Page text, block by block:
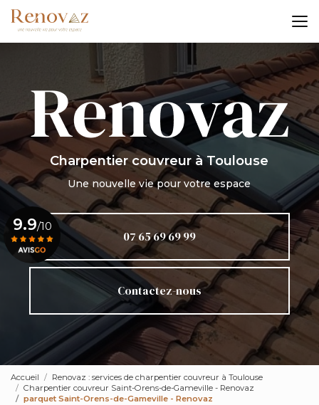
Aller
au
contenu
principal
Charpentier couvreur à Toulouse
Une nouvelle vie pour votre espace
07 65 69 69 99
Contactez-nous
9.9/10
Voir le certificat
Accueil
Renovaz : services de charpentier couvreur à Toulouse
Charpentier couvreur Saint-Orens-de-Gameville - Renovaz
parquet Saint-Orens-de-Gameville - Renovaz